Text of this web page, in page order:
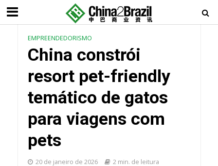
EMPREENDEDORISMO
China constrói
resort pet-friendly
temático de gatos
para viagens com
pets
20 de janeiro de 2026 2 min. de leitura